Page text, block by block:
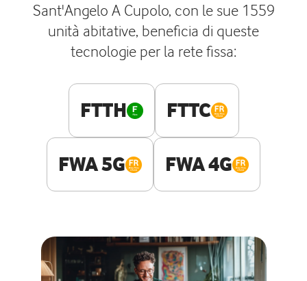
Sant'Angelo A Cupolo, con le sue 1559
unità abitative, beneficia di queste
tecnologie per la rete fissa:
FTTH FTTC
FWA 5G FWA 4G